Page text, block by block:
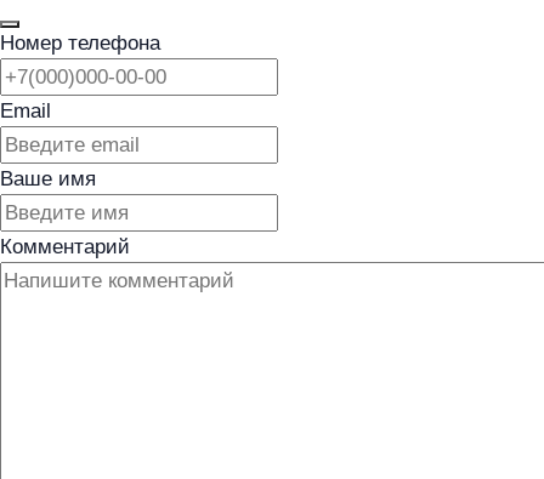
Номер телефона
Email
Ваше имя
Комментарий